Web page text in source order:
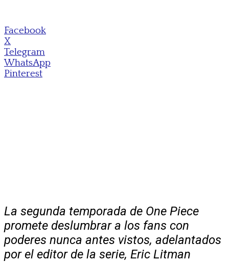
Facebook
X
Telegram
WhatsApp
Pinterest
La segunda temporada de One Piece
promete deslumbrar a los fans con
poderes nunca antes vistos, adelantados
por el editor de la serie, Eric Litman